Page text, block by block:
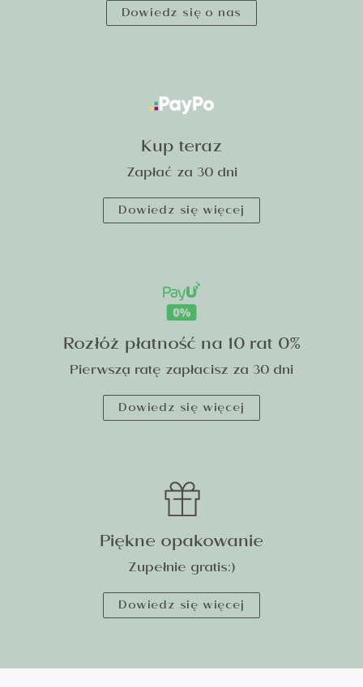
Dowiedz się o nas
Kup teraz
Zapłać za 30 dni
Dowiedz się więcej
Rozłóż płatność na 10 rat 0%
Pierwszą ratę zapłacisz za 30 dni
Dowiedz się więcej
Piękne opakowanie
Zupełnie gratis:)
Dowiedz się więcej